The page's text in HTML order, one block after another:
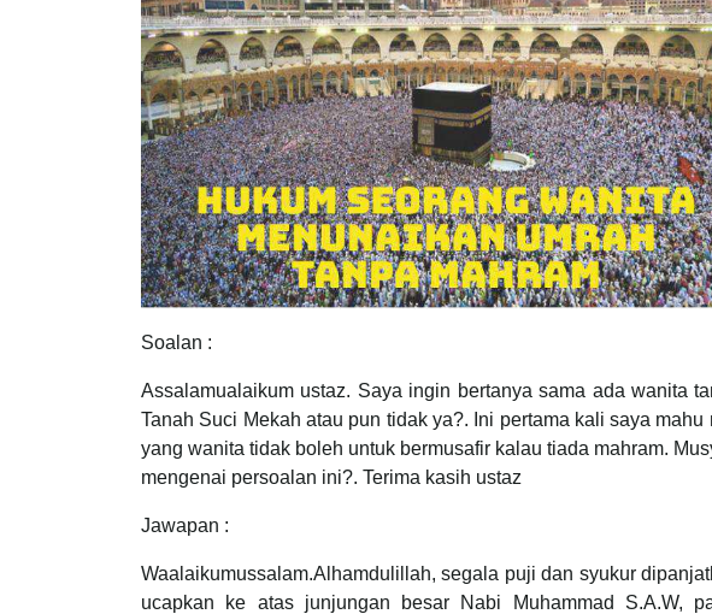
Soalan :
Assalamualaikum ustaz. Saya ingin bertanya sama ada wanita
Tanah Suci Mekah atau pun tidak ya?. Ini pertama kali saya
yang wanita tidak boleh untuk bermusafir kalau tiada mahram.
mengenai persoalan ini?. Terima kasih ustaz
Jawapan :
Waalaikumussalam.Alhamdulillah, segala puji dan syukur
ucapkan ke atas junjungan besar Nabi Muhammad S.A.W,